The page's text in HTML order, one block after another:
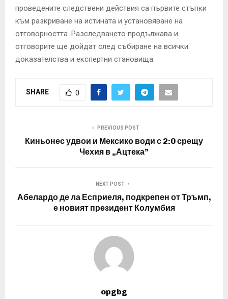
проведените следствени действия са първите стъпки
към разкриване на истината и установяване на
отговорността. Разследването продължава и
отговорите ще дойдат след събиране на всички
доказателства и експертни становища.
SHARE 0
PREVIOUS POST
Киньонес удвои и Мексико води с 2:0 срещу
Чехия в „Ацтека”
NEXT POST
Абелардо де ла Есприеля, подкрепен от Тръмп,
е новият президент Колумбия
opgbg